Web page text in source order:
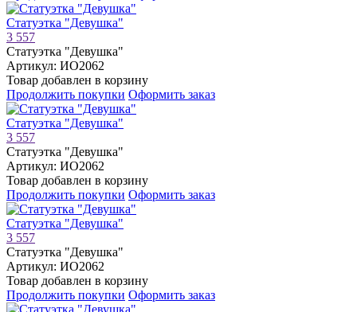
Статуэтка "Девушка"
3 557
Статуэтка "Девушка"
Артикул: ИО2062
Товар добавлен в корзину
Продолжить покупки Оформить заказ
Статуэтка "Девушка"
3 557
Статуэтка "Девушка"
Артикул: ИО2062
Товар добавлен в корзину
Продолжить покупки Оформить заказ
Статуэтка "Девушка"
3 557
Статуэтка "Девушка"
Артикул: ИО2062
Товар добавлен в корзину
Продолжить покупки Оформить заказ